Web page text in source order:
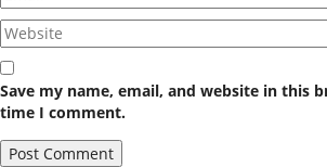
Save my name, email, and website in this
time I comment.